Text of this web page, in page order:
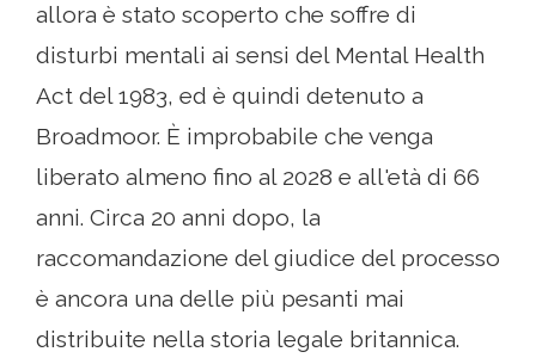
allora è stato scoperto che soffre di
disturbi mentali ai sensi del Mental Health
Act del 1983, ed è quindi detenuto a
Broadmoor. È improbabile che venga
liberato almeno fino al 2028 e all'età di 66
anni. Circa 20 anni dopo, la
raccomandazione del giudice del processo
è ancora una delle più pesanti mai
distribuite nella storia legale britannica.